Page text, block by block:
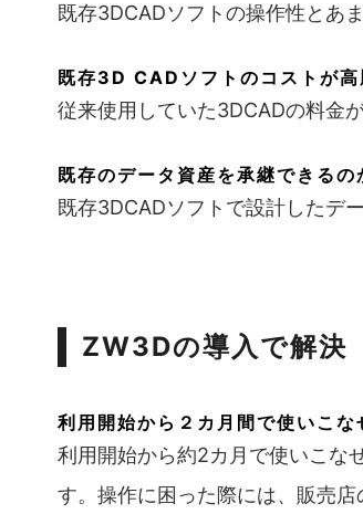
既存3DCADソフトの操作性とあ
既存3D CADソフトのコストが高
従来使用していた3DCADの料金
既存のデータ資産を承継できるの
既存3DCADソフトで設計したデ
ZW3Dの導入で解決
利用開始から２カ月間で使いこな
利用開始から約2カ月で使いこな
す。操作に困った際には、販売店